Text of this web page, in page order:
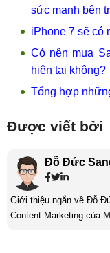
sức mạnh bên
iPhone 7 sẽ có
Có nên mua
hiện tại không?
Tổng hợp
Được viết bởi
Đỗ Đức
Giới thiệu ngắn về Đỗ Đức Sang Đỗ Đức Sang
Content Marketing của